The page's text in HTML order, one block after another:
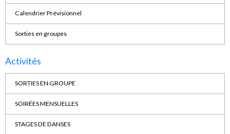
Calendrier Prévisionnel
Sorties en groupes
Activités
SORTIES EN GROUPE
SOIRÉES MENSUELLES
STAGES DE DANSES